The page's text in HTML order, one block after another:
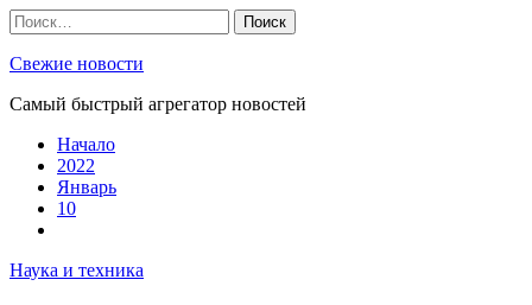
Skip
to
content
Найти:
Свежие новости
Самый быстрый агрегатор новостей
Начало
2022
Январь
10
Наука и техника